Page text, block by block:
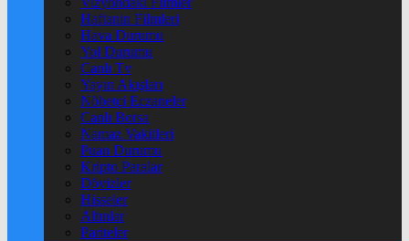
Haftanin Filmleri
Hava Durumu
Yol Durumu
Canlı Tv
Yayın Akışları
Nöbetçi Eczaneler
Canlı Borsa
Namaz Vakitleri
Puan Durumu
Kripto Paralar
Dövizler
Hisseler
Altınlar
Pariteler